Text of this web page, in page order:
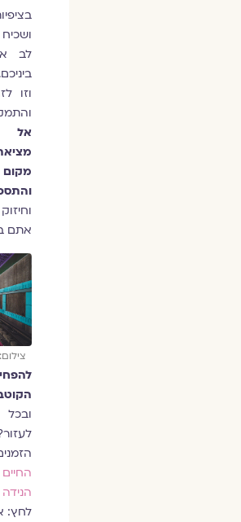
ושכיח
לב
וזו
אל
מקום
אתם
צילום: Joshua Coleman
הנידה
לחץ: